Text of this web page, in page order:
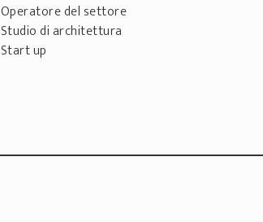
Operatore del settore
Studio di architettura
Start up